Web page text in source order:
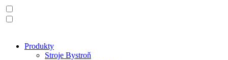
Produkty
Stroje Bystroň